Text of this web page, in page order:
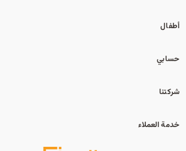
أطفال
حسابي
شركتنا
خدمة العملاء